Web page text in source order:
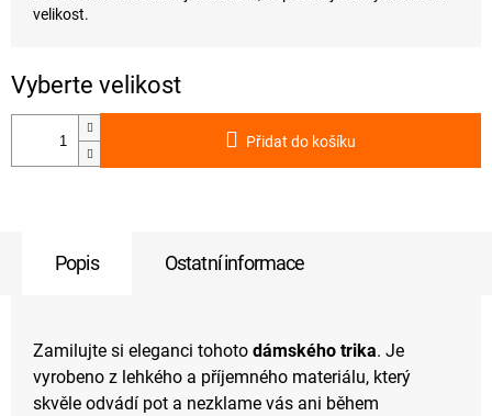
velikost.
Přidat do košíku
Popis Ostatní informace
Zamilujte si eleganci tohoto dámského trika. Je
vyrobeno z lehkého a příjemného materiálu, který
skvěle odvádí pot a nezklame vás ani během